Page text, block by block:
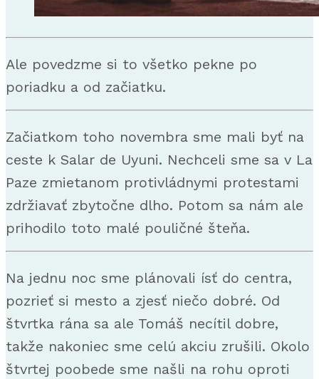
Ale povedzme si to všetko pekne po
poriadku a od začiatku.
Začiatkom toho novembra sme mali byť na
ceste k Salar de Uyuni. Nechceli sme sa v La
Paze zmietanom protivládnymi protestami
zdržiavať zbytočne dlho. Potom sa nám ale
prihodilo toto malé pouličné šteňa.
Na jednu noc sme plánovali ísť do centra,
pozrieť si mesto a zjesť niečo dobré. Od
štvrtka rána sa ale Tomáš necítil dobre,
takže nakoniec sme celú akciu zrušili. Okolo
štvrtej poobede sme našli na rohu oproti